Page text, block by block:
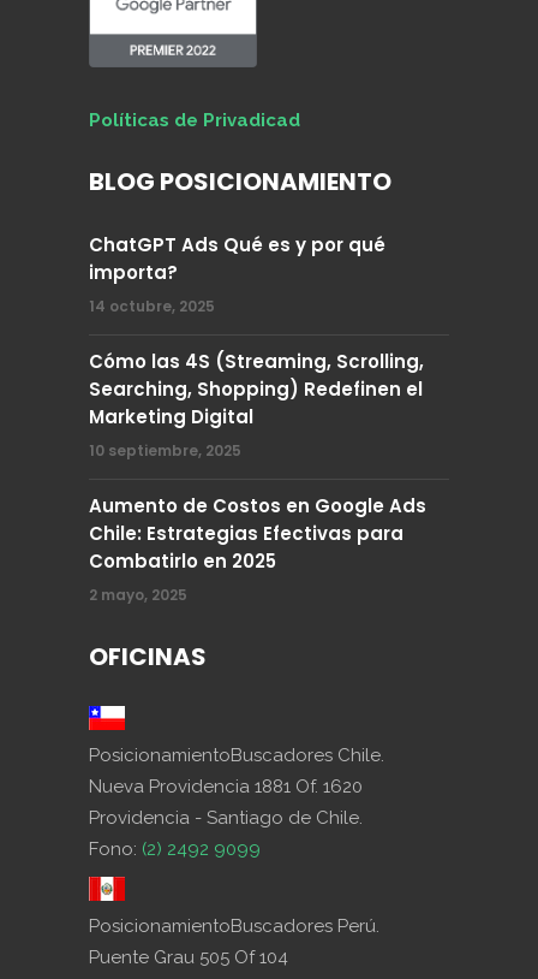
Políticas de Privadicad
BLOG POSICIONAMIENTO
ChatGPT Ads Qué es y por qué
importa?
14 octubre, 2025
Cómo las 4S (Streaming, Scrolling,
Searching, Shopping) Redefinen el
Marketing Digital
10 septiembre, 2025
Aumento de Costos en Google Ads
Chile: Estrategias Efectivas para
Combatirlo en 2025
2 mayo, 2025
OFICINAS
PosicionamientoBuscadores Chile.
Nueva Providencia 1881 Of. 1620
Providencia - Santiago de Chile.
Fono: (2) 2492 9099
PosicionamientoBuscadores Perú.
Puente Grau 505 Of 104